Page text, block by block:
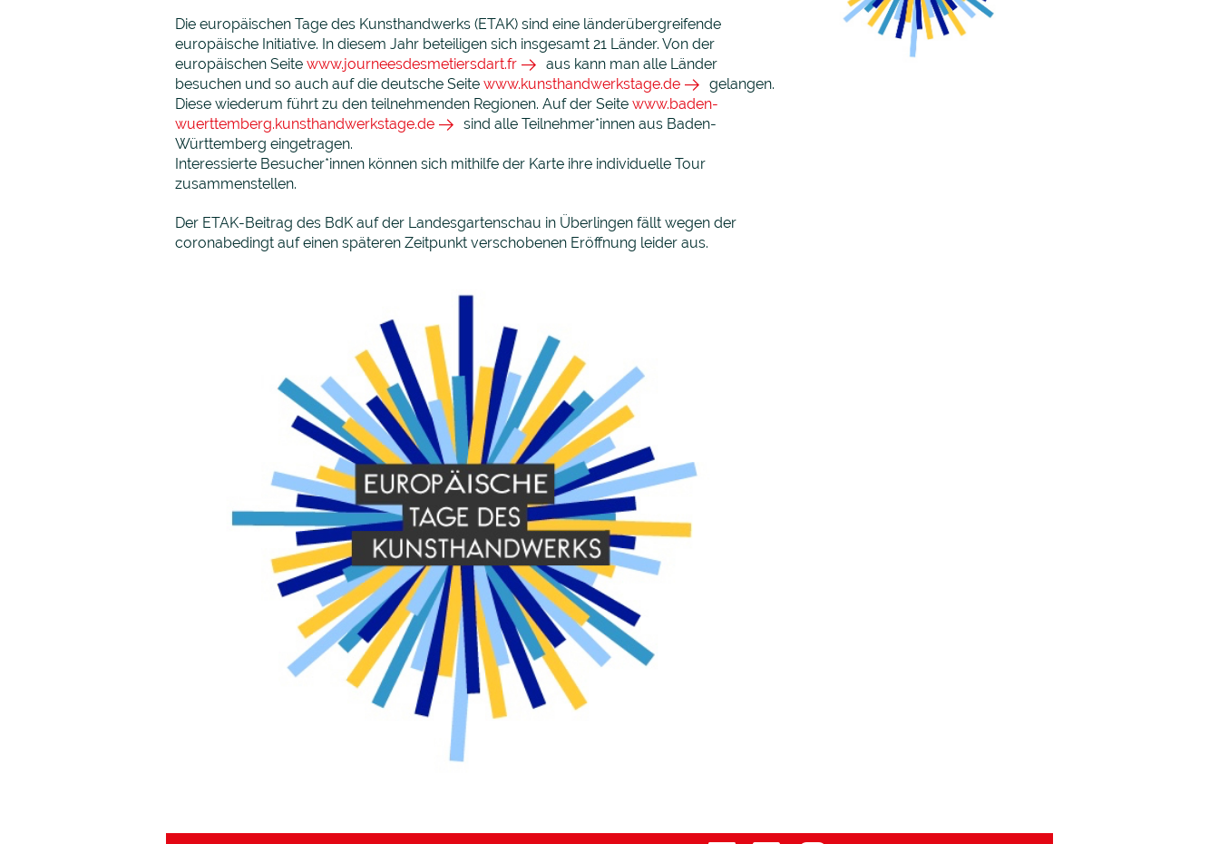
Die europäischen Tage des Kunsthandwerks (ETAK) sind eine länderübergreifende
europäische Initiative. In diesem Jahr beteiligen sich insgesamt 21 Länder. Von der
europäischen Seite www.journeesdesmetiersdart.fr
aus kann man alle Länder
besuchen und so auch auf die deutsche Seite www.kunsthandwerkstage.de
gelangen.
Diese wiederum führt zu den teilnehmenden Regionen. Auf der Seite www.baden-
wuerttemberg.kunsthandwerkstage.de
sind alle Teilnehmer*innen aus Baden-
Württemberg eingetragen.
Interessierte Besucher*innen können sich mithilfe der Karte ihre individuelle Tour
zusammenstellen.
Der ETAK-Beitrag des BdK auf der Landesgartenschau in Überlingen fällt wegen der
coronabedingt auf einen späteren Zeitpunkt verschobenen Eröffnung leider aus.